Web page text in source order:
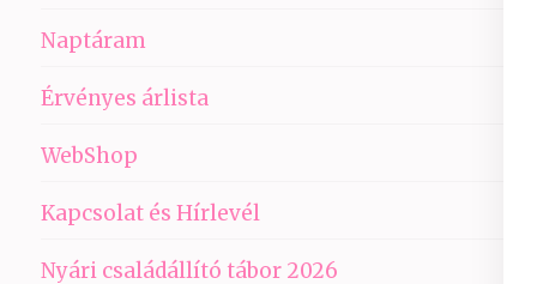
Naptáram
Érvényes árlista
WebShop
Kapcsolat és Hírlevél
Nyári családállító tábor 2026